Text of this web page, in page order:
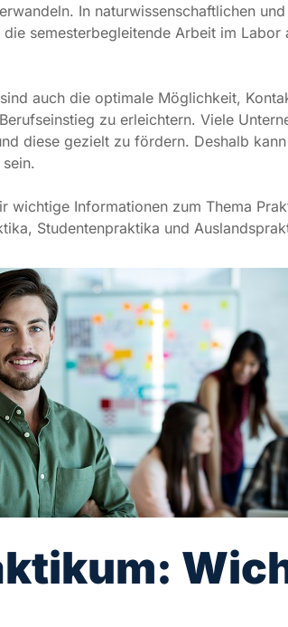
und technischen
Arbeit im Labor als Praktikum bezeichnet.
zu erleichtern. Viele
zu fördern. Deshalb kann ein
Studentenpraktika und Auslandspraktika.